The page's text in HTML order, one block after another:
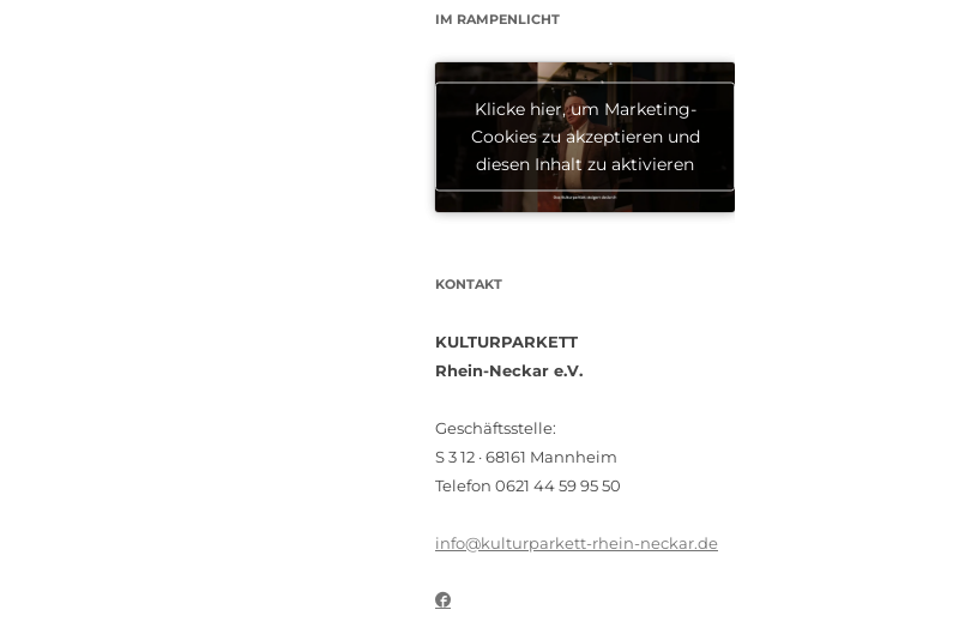
IM RAMPENLICHT
Klicke hier, um Marketing-
Cookies zu akzeptieren und
diesen Inhalt zu aktivieren
KONTAKT
KULTURPARKETT
Rhein-Neckar e.V.
Geschäftsstelle:
S 3 12 · 68161 Mannheim
Telefon 0621 44 59 95 50
info@kulturparkett-rhein-neckar.de